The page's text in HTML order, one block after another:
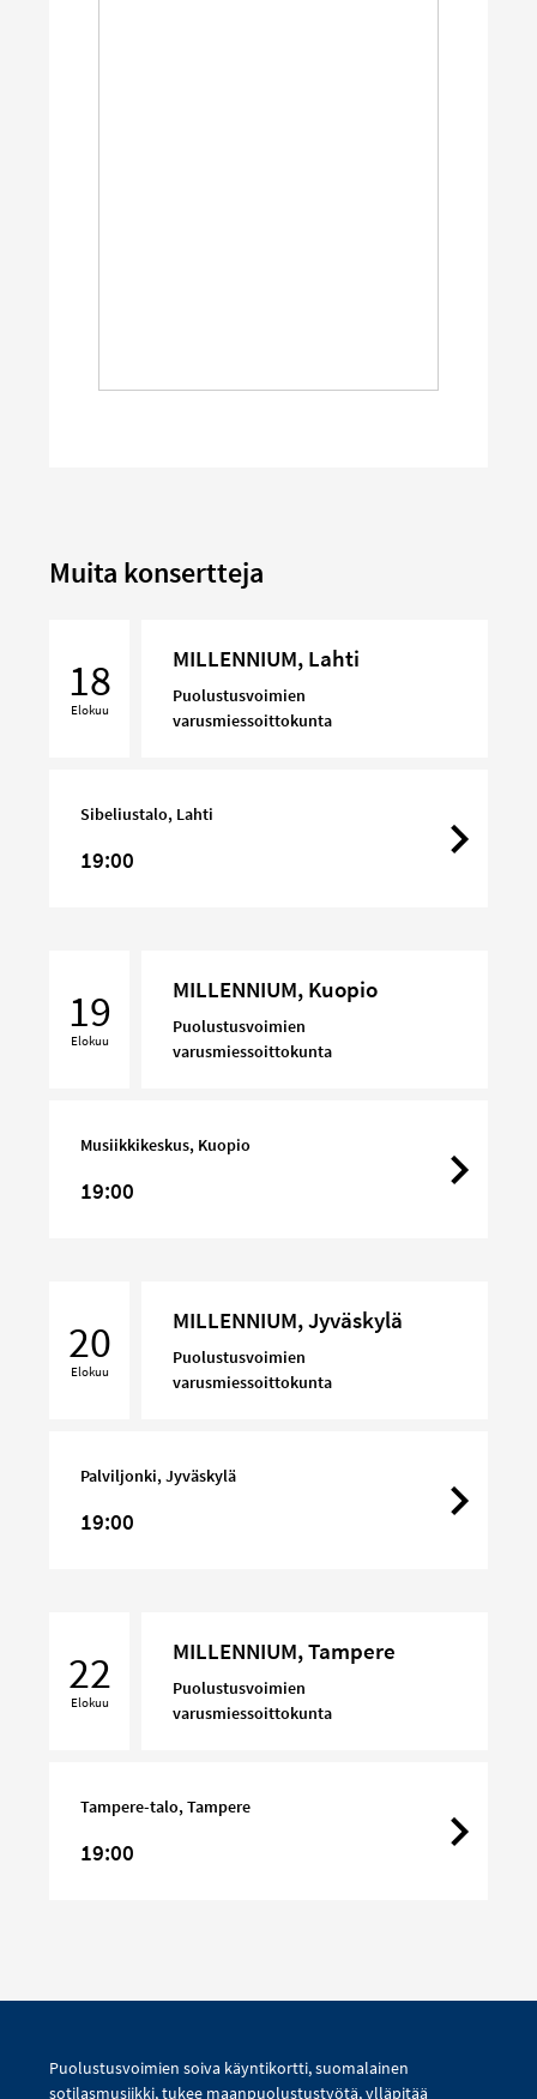
Muita konsertteja
Lahti18
Elokuu
MILLENNIUM, Lahti
Puolustusvoimien
varusmiessoittokunta
Sibeliustalo, Lahti
19:00
Kuopio
19
Elokuu
MILLENNIUM, Kuopio
Puolustusvoimien
varusmiessoittokunta
Musiikkikeskus, Kuopio
19:00
Jyväskylä
20
Elokuu
MILLENNIUM, Jyväskylä
Puolustusvoimien
varusmiessoittokunta
Palviljonki, Jyväskylä
19:00
Tampere
22
Elokuu
MILLENNIUM, Tampere
Puolustusvoimien
varusmiessoittokunta
Tampere-talo, Tampere
19:00
Puolustusvoimien soiva käyntikortti, suomalainen
sotilasmusiikki, tukee maanpuolustustyötä, ylläpitää